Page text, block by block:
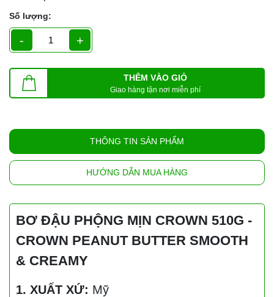
Số lượng:
- +
THÊM VÀO GIỎ
Giao hàng tận nơi miễn phí
THÔNG TIN SẢN PHẨM
HƯỚNG DẪN MUA HÀNG
BƠ ĐẬU PHỘNG MỊN CROWN 510G -
CROWN PEANUT BUTTER SMOOTH
& CREAMY
1. XUẤT XỨ: Mỹ